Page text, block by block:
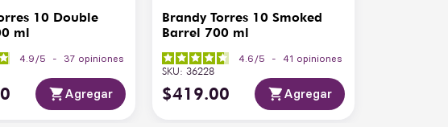
10 Double
ml
4.9 /5 - 37 opiniones
Agregar
Brandy Torres 10 Smoked
Barrel 700 ml
4.6 /5 - 41 opiniones
SKU:36228
$419.00 Agregar